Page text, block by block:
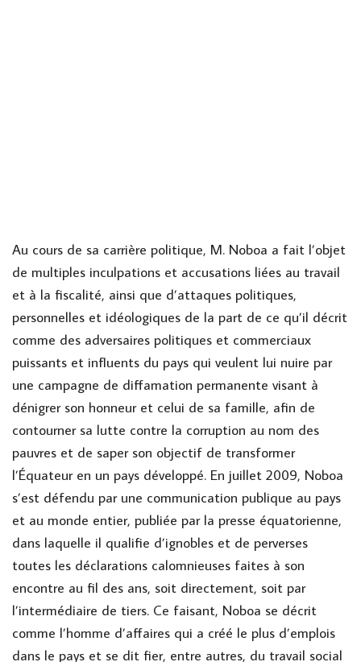
Au cours de sa carrière politique, M. Noboa a fait l’objet
de multiples inculpations et accusations liées au travail
et à la fiscalité, ainsi que d’attaques politiques,
personnelles et idéologiques de la part de ce qu’il décrit
comme des adversaires politiques et commerciaux
puissants et influents du pays qui veulent lui nuire par
une campagne de diffamation permanente visant à
dénigrer son honneur et celui de sa famille, afin de
contourner sa lutte contre la corruption au nom des
pauvres et de saper son objectif de transformer
l’Équateur en un pays développé. En juillet 2009, Noboa
s’est défendu par une communication publique au pays
et au monde entier, publiée par la presse équatorienne,
dans laquelle il qualifie d’ignobles et de perverses
toutes les déclarations calomnieuses faites à son
encontre au fil des ans, soit directement, soit par
l’intermédiaire de tiers. Ce faisant, Noboa se décrit
comme l’homme d’affaires qui a créé le plus d’emplois
dans le pays et se dit fier, entre autres, du travail social